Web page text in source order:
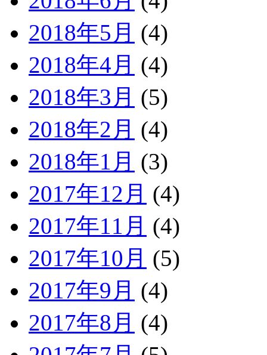
2018年5月 (4)
2018年4月 (4)
2018年3月 (5)
2018年2月 (4)
2018年1月 (3)
2017年12月 (4)
2017年11月 (4)
2017年10月 (5)
2017年9月 (4)
2017年8月 (4)